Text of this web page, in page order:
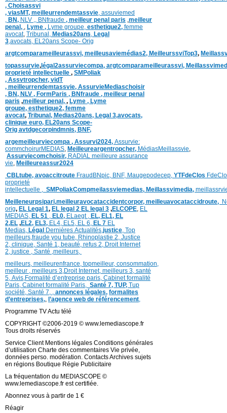
, Choisassvi
, viasMT, meilleurrendemtassvie, assuviemed
, BN, NLV ,, BNfraude , meilleur penal paris ,meilleur
penal, , Lyme , Lyme groupe, esthetique2, femme
avocat, Tribunal, Medias20ans, Legal
3,avocats, EL20ans Scope- Orig
argtcomparameilleurassvi, meilleusaviemédias2, MeilleurssviTop3,
topassurvie, légal2assurviecompa, argtcomparameilleurassvi,
proprieté intellectuelle , SMPoliak
, Assvtropcher, vidT
, meilleurrendemtassvie, AssurvieMediaschoisir
, BN, NLV , FormParis , BNfraude , meilleur penal
paris ,meilleur penal, , Lyme , Lyme
groupe, esthetique2, femme
avocat, Tribunal, Medias20ans, Legal 3,avocats,
clinique euro, EL20ans Scope-
Orig avtdgecorpindmnis, BNF,
argemeilleurviecompa , Assurvi2024, Assurvie:
commchoirurMEDIAS, Meilleureargentropcher, MédiasMeillassvie,
Assurviecomchoisir, RADIAL meilleure assurance
vie, Meilleureassur2024
CBLtube, avoaccitroute FraudBNpic, BNF, Maugepodecep, YTFdeClos
proprieté
intellectuelle , SMPoliakCompmeilassviemedias, Meillassvimedia,
Meilleneurpsipari,meilleuravocataccidentcorpor, meilleuavocataccidroute,
orig, EL Legal 1, EL legal 2 EL legal 3 ,ELCOPE, EL
MEDIAS, EL 51 , EL0, ELaegt , EL, EL1, EL
2,EL ,EL2, EL3, EL4, EL5, EL 6, EL 7 EL
Medias, Légal Dernières Actualités,justice, Top
meilleurs,fraude you tube, Rhinoplastie 2, Justice
2, clinique, Santé 1, beauté, refus 2, Droit Internet
2, justice , Santé ,meilleurs,
meilleurs, meilleurenfrance, topmeilleur, consommation,
meilleur , meilleurs 3,Droit Internet, meilleurs 3, santé
5, Avis,Formalité d’entreprise paris, Cabinet formalité
Paris, Cabinet formalité Paris, Santé 7, TUP, Tup
société, Santé 7, , annonces légales, formalites
d’entreprises,, l’agence web de référencement,
Programme TV Actu télé
COPYRIGHT ©2006-2019 © www.lemediascope.fr
Tous droits réservés
Service Client Mentions légales Conditions générales
d’utilisation Charte des commentaires Vie privée,
données perso. modération. Contacts Archives sujets
en régions Boutique Régie Publicitaire
La fréquentation du MEDIASCOPE ©
www.lemediascope.fr est certifiée.
Abonnez vous à partir de 1 €
Réagir